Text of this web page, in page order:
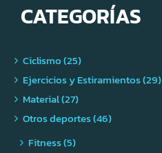
CATEGORÍAS
Ciclismo (25)
Ejercicios y Estiramientos (29)
Material (27)
Otros deportes (46)
Fitness (5)